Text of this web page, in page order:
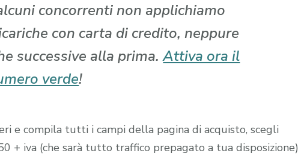
concorrenti non applichiamo
con carta di credito, neppure
successive alla prima.Attiva ora il
verde!
e compila tutti i campi della pagina di acquisto, scegli
+ iva (che sarà tutto traffico prepagato a tua disposizione)